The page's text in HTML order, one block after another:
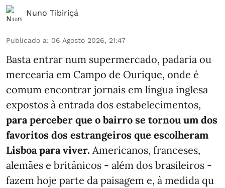
Nuno Tibiriçá
Publicado a: 06 Agosto 2026, 21:47
Basta entrar num supermercado, padaria ou
mercearia em Campo de Ourique, onde é
comum encontrar jornais em língua inglesa
expostos à entrada dos estabelecimentos,
para perceber que o bairro se tornou um dos
favoritos dos estrangeiros que escolheram
Lisboa para viver. Americanos, franceses,
alemães e britânicos - além dos brasileiros -
fazem hoje parte da paisagem e, à medida qu